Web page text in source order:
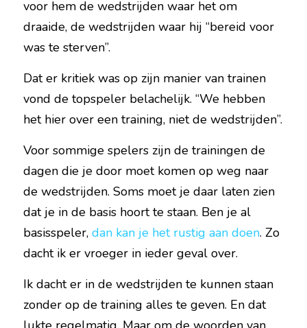
voor hem de wedstrijden waar het om
draaide, de wedstrijden waar hij “bereid voor
was te sterven”.
Dat er kritiek was op zijn manier van trainen
vond de topspeler belachelijk. “We hebben
het hier over een training, niet de wedstrijden”.
Voor sommige spelers zijn de trainingen de
dagen die je door moet komen op weg naar
de wedstrijden. Soms moet je daar laten zien
dat je in de basis hoort te staan. Ben je al
basisspeler, dan kan je het rustig aan doen. Zo
dacht ik er vroeger in ieder geval over.
Ik dacht er in de wedstrijden te kunnen staan
zonder op de training alles te geven. En dat